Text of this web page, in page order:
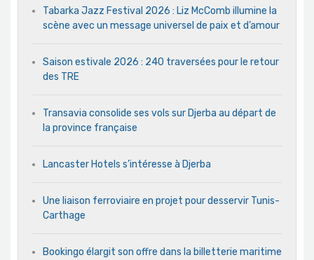
Tabarka Jazz Festival 2026 : Liz McComb illumine la
scène avec un message universel de paix et d’amour
Saison estivale 2026 : 240 traversées pour le retour
des TRE
Transavia consolide ses vols sur Djerba au départ de
la province française
Lancaster Hotels s’intéresse à Djerba
Une liaison ferroviaire en projet pour desservir Tunis-
Carthage
Bookingo élargit son offre dans la billetterie maritime